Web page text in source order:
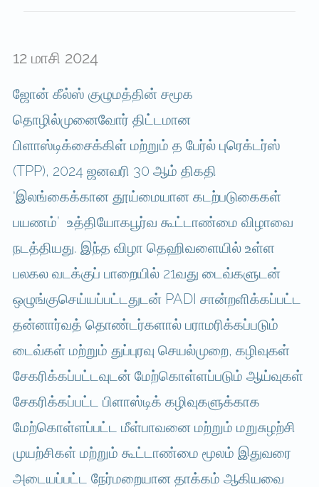
12 மாசி 2024
ஜோன் கீல்ஸ் குழுமத்தின் சமூக
தொழில்முனைவோர் திட்டமான
பிளாஸ்டிக்சைக்கிள் மற்றும் த பேர்ல் புரெக்டர்ஸ்
(TPP), 2024 ஜனவரி 30 ஆம் திகதி
‘இலங்கைக்கான தூய்மையான கடற்படுகைகள்
பயணம்’ உத்தியோகபூர்வ கூட்டாண்மை விழாவை
நடத்தியது. இந்த விழா தெஹிவளையில் உள்ள
பலகல வடக்குப் பாறையில் 21வது டைவ்களுடன்
ஒழுங்குசெய்யப்பட்டதுடன் PADI சான்றளிக்கப்பட்ட
தன்னார்வத் தொண்டர்களால் பராமரிக்கப்படும்
டைவ்கள் மற்றும் துப்புரவு செயல்முறை, கழிவுகள்
சேகரிக்கப்பட்டவுடன் மேற்கொள்ளப்படும் ஆய்வுகள்
சேகரிக்கப்பட்ட பிளாஸ்டிக் கழிவுகளுக்காக
மேற்கொள்ளப்பட்ட மீள்பாவனை மற்றும் மறுசுழற்சி
முயற்சிகள் மற்றும் கூட்டாண்மை மூலம் இதுவரை
அடையப்பட்ட நேர்மறையான தாக்கம் ஆகியவை